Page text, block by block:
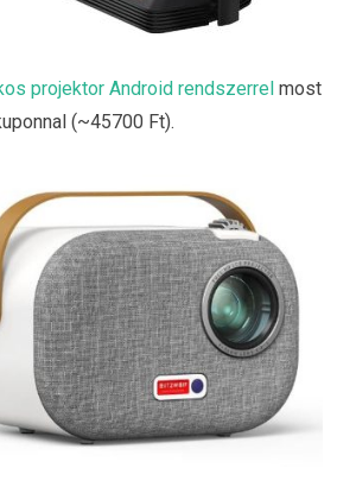
projektor Android rendszerrel most
(~45700 Ft).